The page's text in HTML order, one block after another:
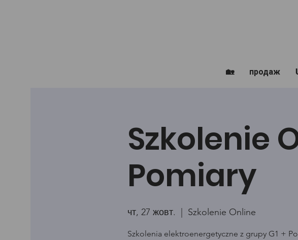
🏡 продаж
Szkolenie
Pomiary
чт, 27 жовт.
  |
Szkolenie Online
Szkolenia elektroenergetyczne z grupy G1 +